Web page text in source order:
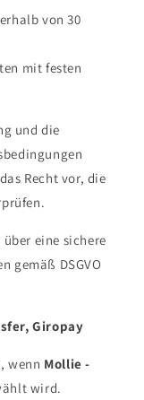
von 30
mit festen
und die
Recht vor, die
eine sichere
gemäß DSGVO
Giropay
wenn Mollie -
wird.